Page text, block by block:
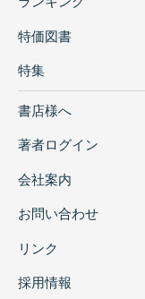
特価図書
特集
書店様へ
著者ログイン
会社案内
お問い合わせ
リンク
採用情報